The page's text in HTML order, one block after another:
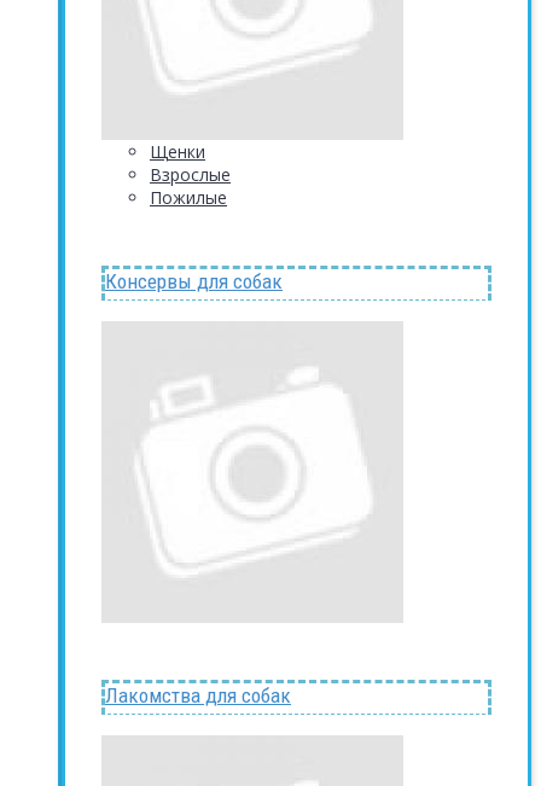
Щенки
Взрослые
Пожилые
Консервы для собак
Лакомства для собак